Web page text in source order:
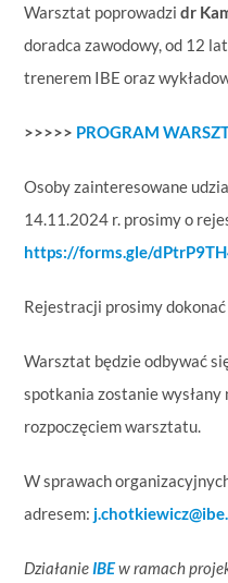
Warsztat poprowadzidr
doradca zawodowy, od 12
trenerem IBE oraz
>>>>> PROGRAM
Osoby zainteresowane
14.11.2024 r. prosimy o
https://forms.gle/
Rejestracji prosimy
Warsztat będzie odbywać
spotkania zostanie wysłany
rozpoczęciem warsztatu.
W sprawach
adresem:
Działanie IBEw ramach